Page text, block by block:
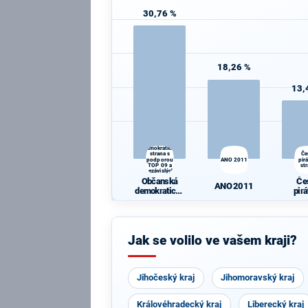
30,76 %
demokratická
strana s
podporou
TOP 09 a
nezávislých
starostů
Občanská
demokratická
09 a
starostů
18,26 %
ANO 2011
ANO 2011
Jak se volilo ve vašem kraji?
Jihočeský kraj Jihomoravský kraj
Královéhradecký kraj Liberecký kraj